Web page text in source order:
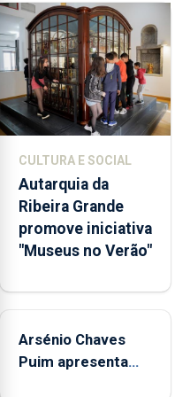
a
abertura
dos
museus
e
núcleos
integrados
na
Rede
Municipal
de
aos
durante
o
CULTURA E SOCIAL
Autarquia da
Ribeira Grande
promove iniciativa
"Museus no Verão"
Arsénio Chaves
Puim apresenta